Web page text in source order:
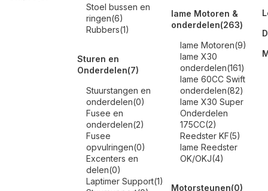
Stoel bussen en
ringen(6)
Rubbers(1)
Sturen en
Onderdelen(7)
Stuurstangen en
onderdelen(0)
Fusee en
onderdelen(2)
Fusee
opvulringen(0)
Excenters en
delen(0)
Laptimer Support(1)
Iame Motoren &
onderdelen(263)
Iame Motoren(9)
Iame X30
onderdelen(161)
Iame 60CC Swift
onderdelen(82)
Iame X30 Super
Onderdelen
175CC(2)
Reedster KF(5)
Iame Reedster
OK/OKJ(4)
Motorsteunen(0)